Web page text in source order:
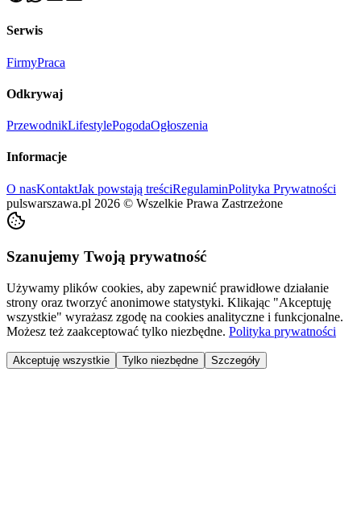
Serwis
FirmyPraca
Odkrywaj
PrzewodnikLifestylePogodaOgłoszenia
Informacje
O nasKontaktJak powstają treściRegulaminPolityka Prywatności
pulswarszawa.pl 2026 © Wszelkie Prawa Zastrzeżone
Szanujemy Twoją prywatność
Używamy plików cookies, aby zapewnić prawidłowe działanie
strony oraz tworzyć anonimowe statystyki. Klikając "Akceptuję
wszystkie" wyrażasz zgodę na cookies analityczne i funkcjonalne.
Możesz też zaakceptować tylko niezbędne. Polityka prywatności
Akceptuję wszystkie Tylko niezbędne Szczegóły